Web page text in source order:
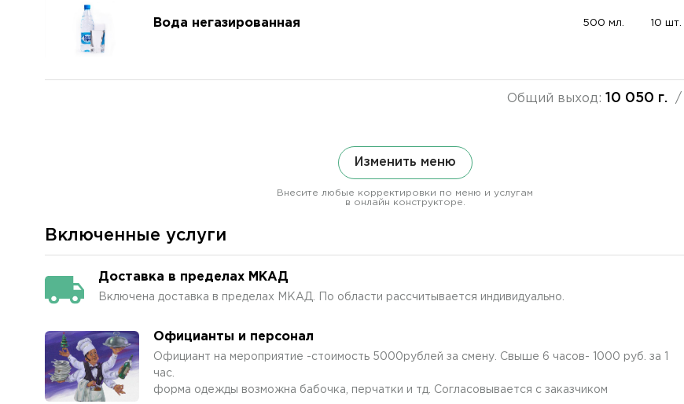
Вода негазированная 500 мл. 10 шт.
Общий выход: 10 050 г./
Изменить меню
Внесите любые корректировки по меню и услугам
в онлайн конструкторе.
Включенные услуги
Доставка в пределах МКАД
Включена доставка в пределах МКАД. По области рассчитывается индивидуально.
Официанты и персонал
Официант на мероприятие -стоимость 5000рублей за смену. Свыше 6 часов- 1000 руб. за 1
час.
форма одежды возможна бабочка, перчатки и тд. Согласовывается с заказчиком